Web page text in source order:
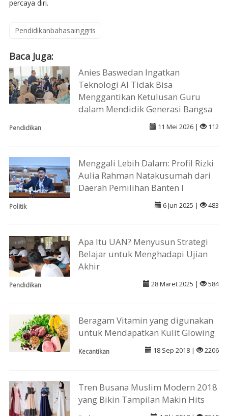
percaya diri.
Pendidikanbahasainggris
Baca Juga:
Anies Baswedan Ingatkan
Teknologi AI Tidak Bisa
Menggantikan Ketulusan Guru
dalam Mendidik Generasi Bangsa
Pendidikan 11 Mei 2026 | 112
Menggali Lebih Dalam: Profil Rizki
Aulia Rahman Natakusumah dari
Daerah Pemilihan Banten I
Politik 6 Jun 2025 | 483
Apa Itu UAN? Menyusun Strategi
Belajar untuk Menghadapi Ujian
Akhir
Pendidikan 28 Maret 2025 | 584
Beragam Vitamin yang digunakan
untuk Mendapatkan Kulit Glowing
Kecantikan 18 Sep 2018 | 2206
Tren Busana Muslim Modern 2018
yang Bikin Tampilan Makin Hits